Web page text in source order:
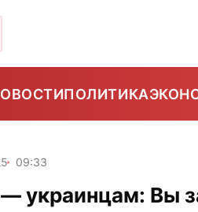
ПОЛИТИКА
09:33
— украинцам: Вы